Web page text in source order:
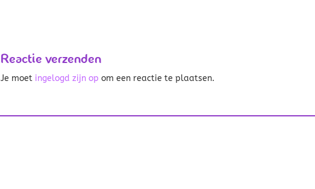
Reactie verzenden
Je moet ingelogd zijn op om een reactie te plaatsen.